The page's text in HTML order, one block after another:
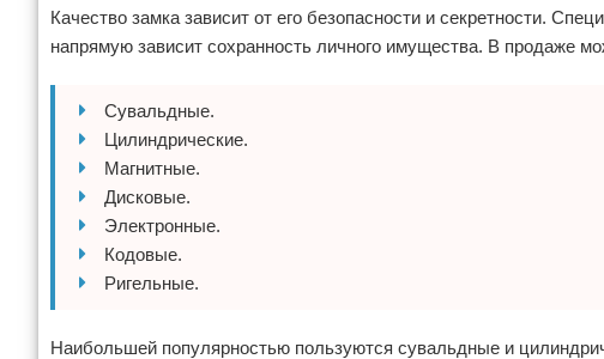
Качество замка зависит от его безопасности и секретности.
напрямую зависит сохранность личного имущества. В продаже
Сувальдные.
Цилиндрические.
Магнитные.
Дисковые.
Электронные.
Кодовые.
Ригельные.
Наибольшей популярностью пользуются сувальдные и